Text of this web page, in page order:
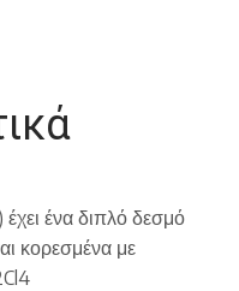
ένα διπλό δεσμό
κορεσμένα με